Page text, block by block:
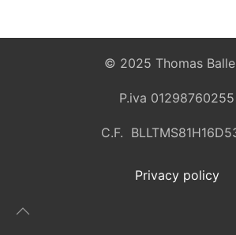
© 2025 Thomas
P.iva 01298760255
C.F.
Privacy policy